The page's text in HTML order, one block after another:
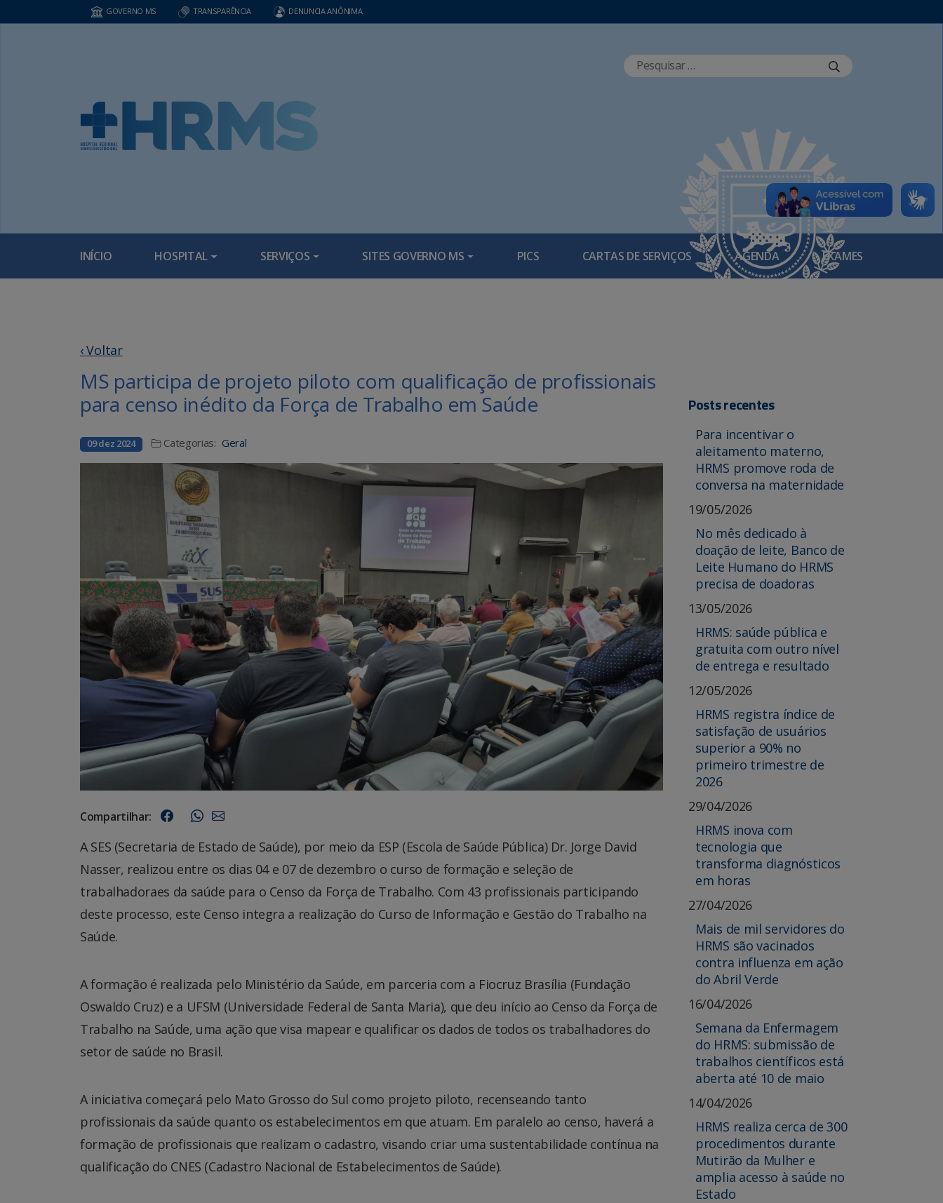
GOVERNO MS TRANSPARÊNCIA DENUNCIA ANÔNIMA
INÍCIO HOSPITAL SERVIÇOS SITES GOVERNO MS PICS CARTAS DE SERVIÇOS AGENDA EXAMES
‹ Voltar
MS participa de projeto piloto com qualificação de profissionais
para censo inédito da Força de Trabalho em Saúde
09 dez 2024 Categorias: Geral
Compartilhar:
A SES (Secretaria de Estado de Saúde), por meio da ESP (Escola de Saúde Pública) Dr. Jorge David
Nasser, realizou entre os dias 04 e 07 de dezembro o curso de formação e seleção de
trabalhadoraes da saúde para o Censo da Força de Trabalho. Com 43 profissionais participando
deste processo, este Censo integra a realização do Curso de Informação e Gestão do Trabalho na
Saúde.
A formação é realizada pelo Ministério da Saúde, em parceria com a Fiocruz Brasília (Fundação
Oswaldo Cruz) e a UFSM (Universidade Federal de Santa Maria), que deu início ao Censo da Força de
Trabalho na Saúde, uma ação que visa mapear e qualificar os dados de todos os trabalhadores do
setor de saúde no Brasil.
A iniciativa começará pelo Mato Grosso do Sul como projeto piloto, recenseando tanto
profissionais da saúde quanto os estabelecimentos em que atuam. Em paralelo ao censo, haverá a
formação de profissionais que realizam o cadastro, visando criar uma sustentabilidade contínua na
qualificação do CNES (Cadastro Nacional de Estabelecimentos de Saúde).
Posts recentes
Para incentivar o
aleitamento materno,
HRMS promove roda de
conversa na maternidade
19/05/2026
No mês dedicado à
doação de leite, Banco de
Leite Humano do HRMS
precisa de doadoras
13/05/2026
HRMS: saúde pública e
gratuita com outro nível
de entrega e resultado
12/05/2026
HRMS registra índice de
satisfação de usuários
superior a 90% no
primeiro trimestre de
2026
29/04/2026
HRMS inova com
tecnologia que
transforma diagnósticos
em horas
27/04/2026
Mais de mil servidores do
HRMS são vacinados
contra influenza em ação
do Abril Verde
16/04/2026
Semana da Enfermagem
do HRMS: submissão de
trabalhos científicos está
aberta até 10 de maio
14/04/2026
HRMS realiza cerca de 300
procedimentos durante
Mutirão da Mulher e
amplia acesso à saúde no
Estado